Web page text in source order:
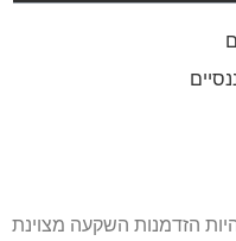
הזדמנות השקעה מצוינת